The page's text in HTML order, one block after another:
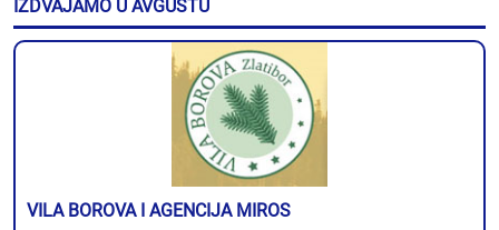
IZDVAJAMO U AVGUSTU
VILA BOROVA I AGENCIJA MIROS